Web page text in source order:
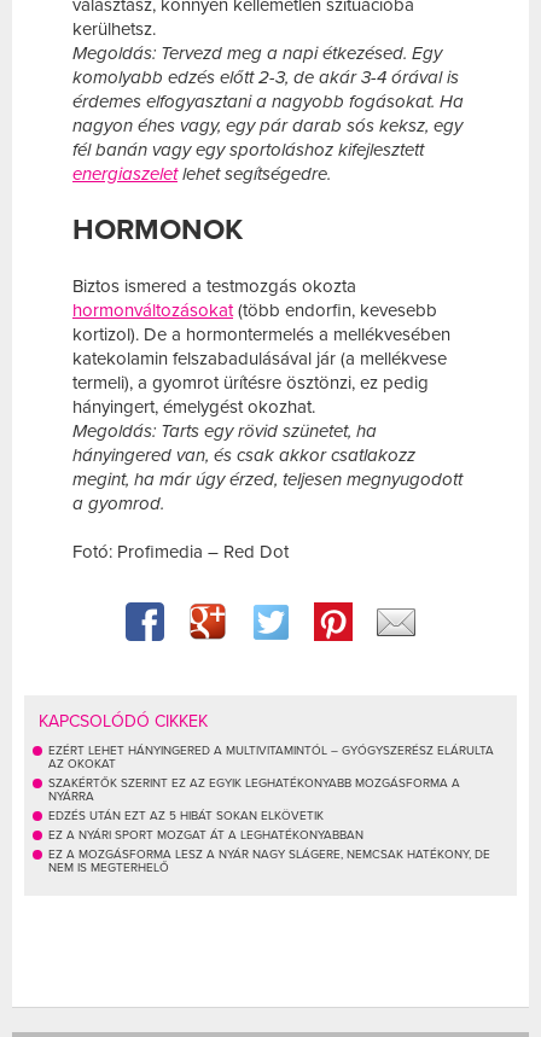
választasz, könnyen kellemetlen szituációba
kerülhetsz.
Megoldás: Tervezd meg a napi étkezésed. Egy
komolyabb edzés előtt 2-3, de akár 3-4 órával is
érdemes elfogyasztani a nagyobb fogásokat. Ha
nagyon éhes vagy, egy pár darab sós keksz, egy
fél banán vagy egy sportoláshoz kifejlesztett
energiaszeletlehet segítségedre.
HORMONOK
Biztos ismered a testmozgás okozta
hormonváltozásokat(több endorfin, kevesebb
kortizol). De a hormontermelés a mellékvesében
katekolamin felszabadulásával jár (a mellékvese
termeli), a gyomrot ürítésre ösztönzi, ez pedig
hányingert, émelygést okozhat.
Megoldás: Tarts egy rövid szünetet, ha
hányingered van, és csak akkor csatlakozz
megint, ha már úgy érzed, teljesen megnyugodott
a gyomrod.
Fotó: Profimedia – Red Dot
KAPCSOLÓDÓ CIKKEK
EZÉRT LEHET HÁNYINGERED A MULTIVITAMINTÓL – GYÓGYSZERÉSZ ELÁRULTA
AZ OKOKAT
SZAKÉRTŐK SZERINT EZ AZ EGYIK LEGHATÉKONYABB MOZGÁSFORMA A
NYÁRRA
EDZÉS UTÁN EZT AZ 5 HIBÁT SOKAN ELKÖVETIK
EZ A NYÁRI SPORT MOZGAT ÁT A LEGHATÉKONYABBAN
EZ A MOZGÁSFORMA LESZ A NYÁR NAGY SLÁGERE, NEMCSAK HATÉKONY, DE
NEM IS MEGTERHELŐ